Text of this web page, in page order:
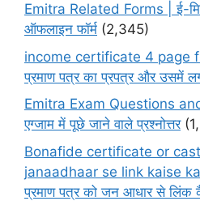
Emitra Related Forms | ई-
ऑफलाइन फॉर्म (2,345)
income certificate 4 page
प्रमाण पत्र का प्रपत्र और उसमें
Emitra Exam Questions
एग्जाम में पूछे जाने वाले प्रश्नोत्तर
Bonafide certificate or
janaadhaar se link kaise
प्रमाण पत्र को जन आधार से